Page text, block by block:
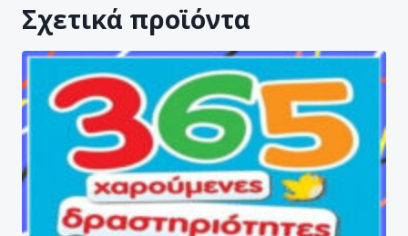
Σχετικά προϊόντα